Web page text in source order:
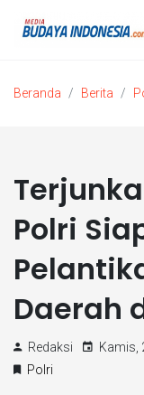
Beranda Berita
Polri
Daerah
Redaksi Kamis,
Polri